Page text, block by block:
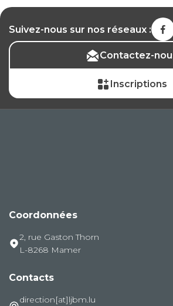
Suivez-nous sur nos réseaux :
Contactez-
Inscriptions
Coordonnées
2, rue Gaston Thorn
L-8268 Mamer
Contacts
direction[at]ljbm.lu